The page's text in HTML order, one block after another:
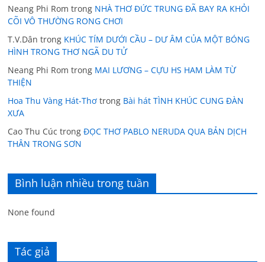
Neang Phi Rom trong NHÀ THƠ ĐỨC TRUNG ĐÃ BAY RA KHỎI
CÕI VÔ THƯỜNG RONG CHƠI
T.V.Dân trong KHÚC TÍM DƯỚI CẦU – DƯ ÂM CỦA MỘT BÓNG
HÌNH TRONG THƠ NGÃ DU TỬ
Neang Phi Rom trong MAI LƯƠNG – CỰU HS HAM LÀM TỪ
THIỆN
Hoa Thu Vàng Hát-Thơ trong Bài hát TÌNH KHÚC CUNG ĐÀN
XƯA
Cao Thu Cúc trongĐỌC THƠ PABLO NERUDA QUA BẢN DỊCH
THÂN TRONG SƠN
Bình luận nhiều trong tuần
None found
Tác giả